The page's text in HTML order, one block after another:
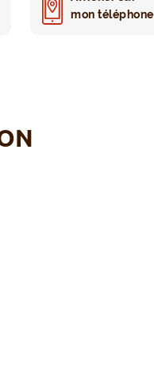
mon téléphone